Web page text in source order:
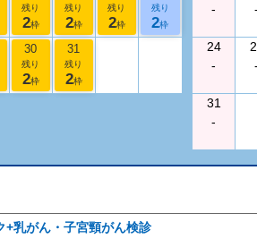
残り
2枠
残り
2枠
残り
2枠
残り
2枠
30
残り
2枠
31
残り
2枠
-
-
24
-
-
31
-
+乳がん・子宮頸がん検診